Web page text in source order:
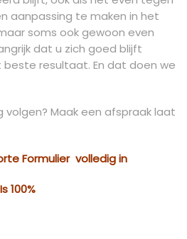
aanpassing te maken in het
soms ook gewoon even
dat u zich goed blijft
resultaat. En dat doen we
volgen? Maak een afspraak laat
Formulier volledig in
100%